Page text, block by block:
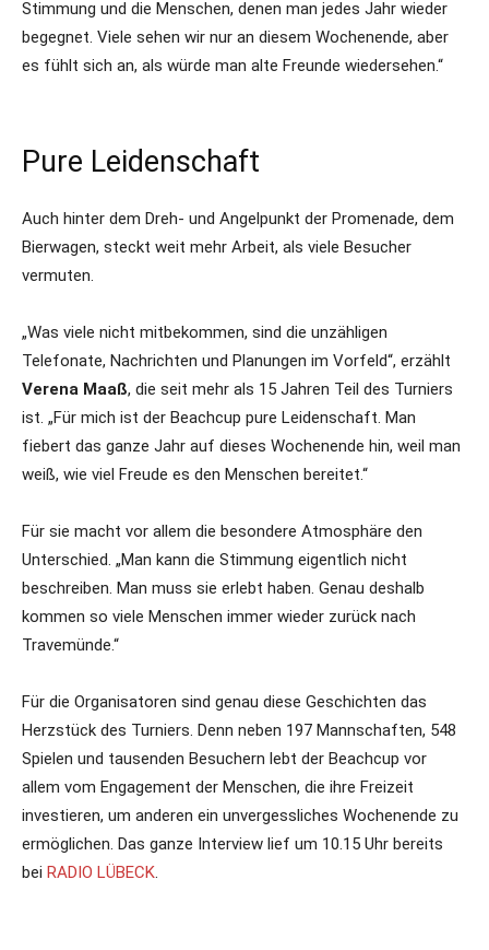
Stimmung und die Menschen, denen man jedes Jahr wieder
begegnet. Viele sehen wir nur an diesem Wochenende, aber
es fühlt sich an, als würde man alte Freunde wiedersehen.“
Pure Leidenschaft
Auch hinter dem Dreh- und Angelpunkt der Promenade, dem
Bierwagen, steckt weit mehr Arbeit, als viele Besucher
vermuten.
„Was viele nicht mitbekommen, sind die unzähligen
Telefonate, Nachrichten und Planungen im Vorfeld“, erzählt
Verena Maaß, die seit mehr als 15 Jahren Teil des Turniers
ist. „Für mich ist der Beachcup pure Leidenschaft. Man
fiebert das ganze Jahr auf dieses Wochenende hin, weil man
weiß, wie viel Freude es den Menschen bereitet.“
Für sie macht vor allem die besondere Atmosphäre den
Unterschied. „Man kann die Stimmung eigentlich nicht
beschreiben. Man muss sie erlebt haben. Genau deshalb
kommen so viele Menschen immer wieder zurück nach
Travemünde.“
Für die Organisatoren sind genau diese Geschichten das
Herzstück des Turniers. Denn neben 197 Mannschaften, 548
Spielen und tausenden Besuchern lebt der Beachcup vor
allem vom Engagement der Menschen, die ihre Freizeit
investieren, um anderen ein unvergessliches Wochenende zu
ermöglichen. Das ganze Interview lief um 10.15 Uhr bereits
bei RADIO LÜBECK.